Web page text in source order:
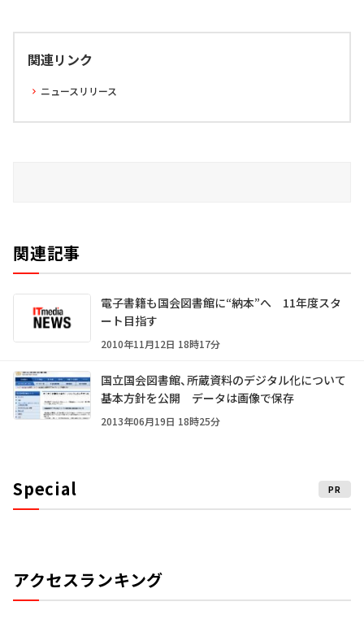
関連リンク
ニュースリリース
関連記事
電子書籍も国会図書館に“納本”へ 11年度スタ
ート目指す
2010年11月12日 18時17分
国立国会図書館、所蔵資料のデジタル化について
基本方針を公開 データは画像で保存
2013年06月19日 18時25分
Special PR
アクセスランキング